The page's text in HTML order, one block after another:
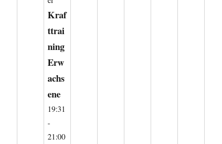
Kraf
ttrai
ning
Erw
achs
ene
19:31
-
21:00